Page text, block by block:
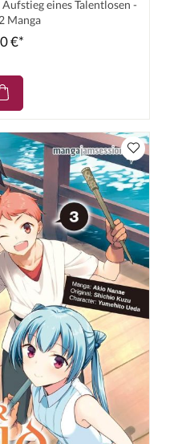
eines Talentlosen -
Manga
€*